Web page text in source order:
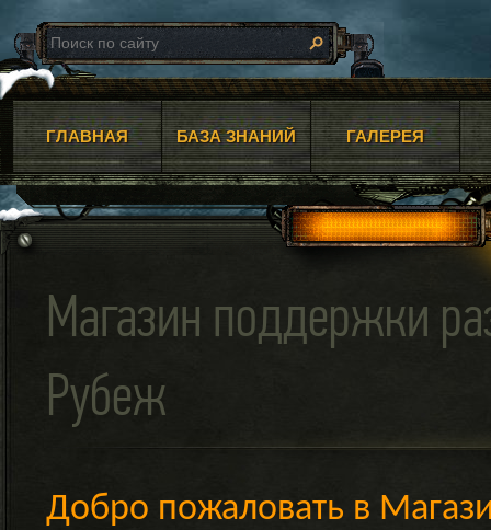
ГЛАВНАЯ БАЗА ЗНАНИЙ ГАЛЕРЕЯ
Магазин поддержки
Рубеж
Добро пожаловать в